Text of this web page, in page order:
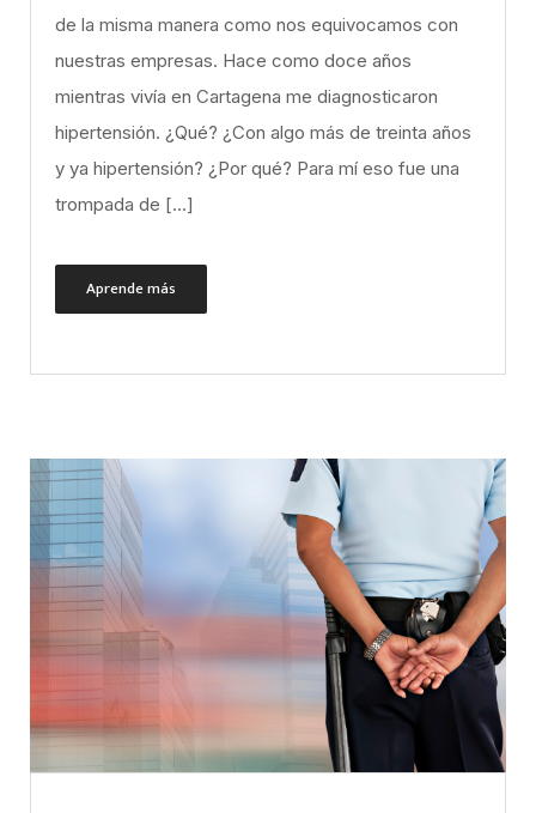
de la misma manera como nos equivocamos con
nuestras empresas. Hace como doce años
mientras vivía en Cartagena me diagnosticaron
hipertensión. ¿Qué? ¿Con algo más de treinta años
y ya hipertensión? ¿Por qué? Para mí eso fue una
trompada de […]
Aprende más